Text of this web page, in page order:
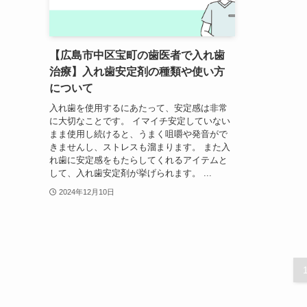
【広島市中区宝町の歯医者で入れ歯
治療】入れ歯安定剤の種類や使い方
について
入れ歯を使用するにあたって、安定感は非常
に大切なことです。 イマイチ安定していない
まま使用し続けると、うまく咀嚼や発音がで
きませんし、ストレスも溜まります。 また入
れ歯に安定感をもたらしてくれるアイテムと
して、入れ歯安定剤が挙げられます。 ...
2024年12月10日
1